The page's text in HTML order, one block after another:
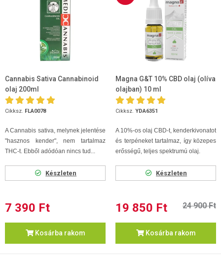
Cannabis Sativa Cannabinoid
olaj 200ml
Cikksz. FLA0078
A Cannabis sativa, melynek jelentése
"hasznos kender", nem tartalmaz
THC-t. Ebből adódóan nincs tud...
Készleten
7 390 Ft
Kosárba rakom
Magna G&T 10% CBD olaj (olíva
olajban) 10 ml
Cikksz. YDA6351
A 10%-os olaj CBD-t, kenderkivonatot
és terpéneket tartalmaz, így közepes
erősségű, teljes spektrumú olaj.
Készleten
19 850 Ft 24 900 Ft
Kosárba rakom